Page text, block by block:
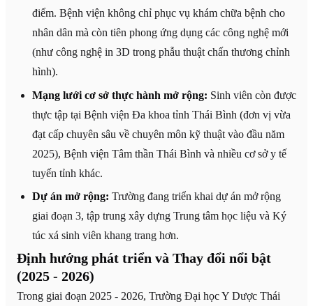
điểm. Bệnh viện không chỉ phục vụ khám chữa bệnh cho
nhân dân mà còn tiên phong ứng dụng các công nghệ mới
(như công nghệ in 3D trong phẫu thuật chấn thương chỉnh
hình).
Mạng lưới cơ sở thực hành mở rộng: Sinh viên còn được
thực tập tại Bệnh viện Đa khoa tỉnh Thái Bình (đơn vị vừa
đạt cấp chuyên sâu về chuyên môn kỹ thuật vào đầu năm
2025), Bệnh viện Tâm thần Thái Bình và nhiều cơ sở y tế
tuyến tỉnh khác.
Dự án mở rộng: Trường đang triển khai dự án mở rộng
giai đoạn 3, tập trung xây dựng Trung tâm học liệu và Ký
túc xá sinh viên khang trang hơn.
Định hướng phát triển và Thay đổi nổi bật
(2025 - 2026)
Trong giai đoạn 2025 - 2026, Trường Đại học Y Dược Thái